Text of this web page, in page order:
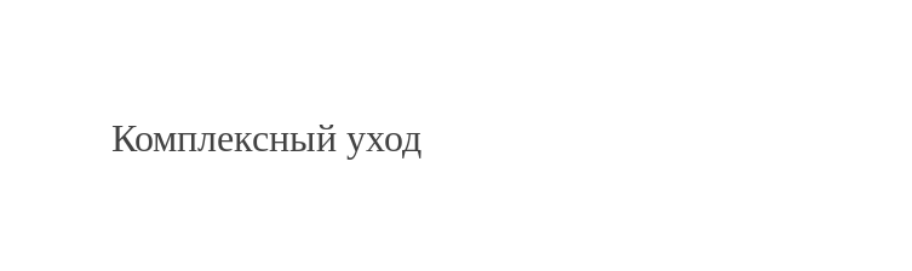
печально. Настоящая «мочалка». За ночь Волосы просто ожили, на фото
высушены феном без дополнительных ухаживающих средств. Это
Комплексный уход